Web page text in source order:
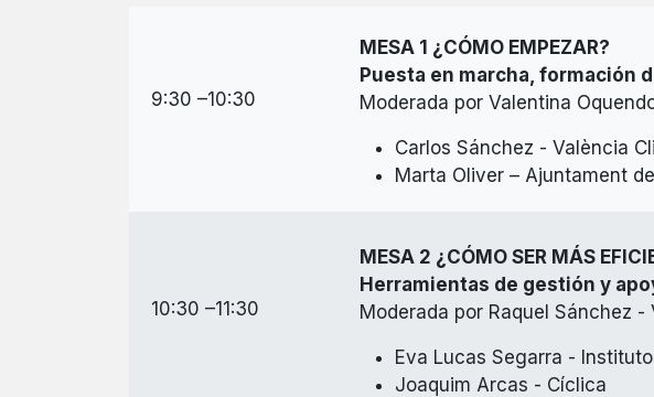
9:30 –10:30
MESA 1 ¿CÓMO EMPEZAR?
Puesta en marcha, formación
Moderada por Valentina
Carlos Sánchez - València
Marta Oliver – Ajuntament
10:30 –11:30
MESA 2 ¿CÓMO SER MÁS
Herramientas de gestión y
Moderada por Raquel Sánchez -
Eva Lucas Segarra -
Joaquim Arcas - Cíclica